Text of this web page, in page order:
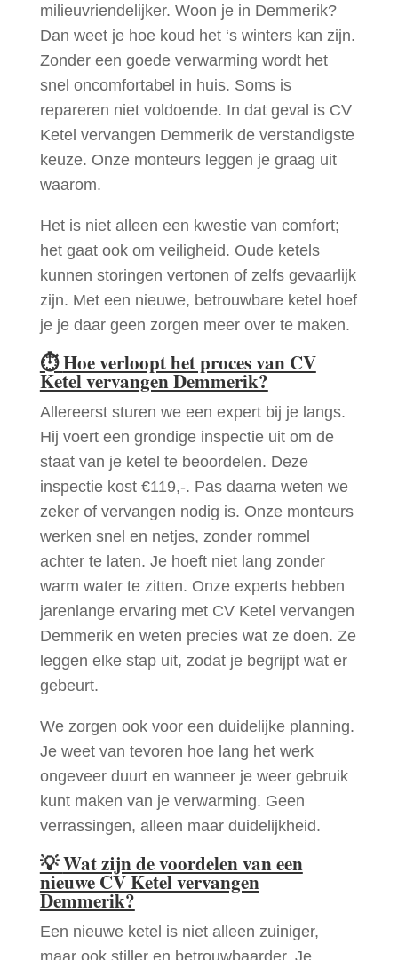
milieuvriendelijker. Woon je in Demmerik?
Dan weet je hoe koud het ‘s winters kan zijn.
Zonder een goede verwarming wordt het
snel oncomfortabel in huis. Soms is
repareren niet voldoende. In dat geval is CV
Ketel vervangen Demmerik de verstandigste
keuze. Onze monteurs leggen je graag uit
waarom.
Het is niet alleen een kwestie van comfort;
het gaat ook om veiligheid. Oude ketels
kunnen storingen vertonen of zelfs gevaarlijk
zijn. Met een nieuwe, betrouwbare ketel hoef
je je daar geen zorgen meer over te maken.
⏱Hoe verloopt het proces van CV
Ketel vervangen Demmerik?
Allereerst sturen we een expert bij je langs.
Hij voert een grondige inspectie uit om de
staat van je ketel te beoordelen. Deze
inspectie kost €119,-. Pas daarna weten we
zeker of vervangen nodig is. Onze monteurs
werken snel en netjes, zonder rommel
achter te laten. Je hoeft niet lang zonder
warm water te zitten. Onze experts hebben
jarenlange ervaring met CV Ketel vervangen
Demmerik en weten precies wat ze doen. Ze
leggen elke stap uit, zodat je begrijpt wat er
gebeurt.
We zorgen ook voor een duidelijke planning.
Je weet van tevoren hoe lang het werk
ongeveer duurt en wanneer je weer gebruik
kunt maken van je verwarming. Geen
verrassingen, alleen maar duidelijkheid.
💡Wat zijn de voordelen van een
nieuwe CV Ketel vervangen
Demmerik?
Een nieuwe ketel is niet alleen zuiniger,
maar ook stiller en betrouwbaarder. Je